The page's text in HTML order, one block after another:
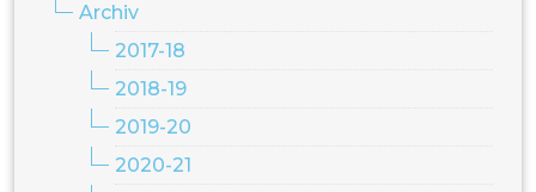
Archiv
2017-18
2018-19
2019-20
2020-21